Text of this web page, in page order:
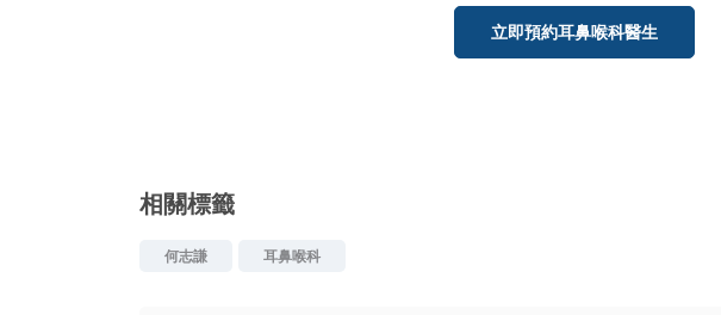
立即預約耳鼻喉科醫生
相關標籤
何志謙 耳鼻喉科